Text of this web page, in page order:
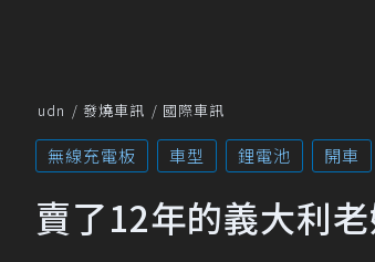
udn 發燒車訊 國際車訊
無線充電板 車型 鋰電池 開車
賣了12年的義大利